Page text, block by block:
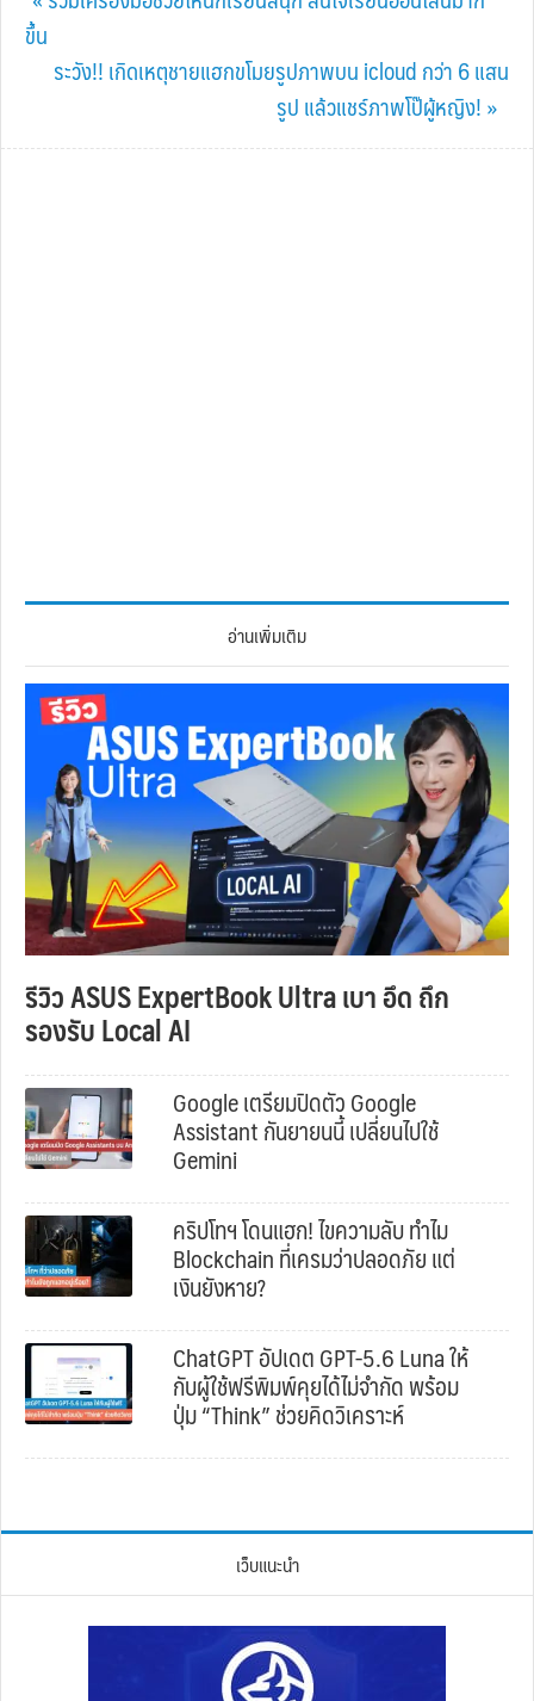
Post:
ขึ้น
Next
ระวัง!! เกิดเหตุชายแฮกขโมยรูปภาพบน icloud กว่า 6 แสน
รูป แล้วแชร์ภาพโป๊ผู้หญิง! »
อ่านเพิ่มเติม
รีวิว ASUS ExpertBook Ultra เบา อึด ถึก
รองรับ Local AI
Google เตรียมปิดตัว Google
Assistant กันยายนนี้ เปลี่ยนไปใช้
Gemini
คริปโทฯ โดนแฮก! ไขความลับ ทำไม
Blockchain ที่เครมว่าปลอดภัย แต่
เงินยังหาย?
ChatGPT อัปเดต GPT-5.6 Luna ให้
กับผู้ใช้ฟรีพิมพ์คุยได้ไม่จำกัด พร้อม
ปุ่ม “Think” ช่วยคิดวิเคราะห์
เว็บแนะนำ